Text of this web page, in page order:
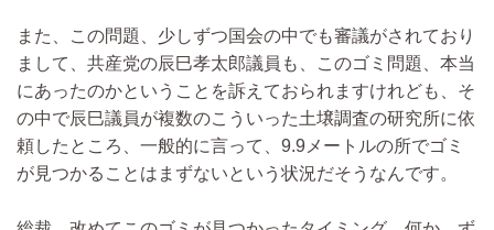
また、この問題、少しずつ国会の中でも審議がされており
まして、共産党の辰巳孝太郎議員も、このゴミ問題、本当
にあったのかということを訴えておられますけれども、そ
の中で辰巳議員が複数のこういった土壌調査の研究所に依
頼したところ、一般的に言って、9.9メートルの所でゴミ
が見つかることはまずないという状況だそうなんです。